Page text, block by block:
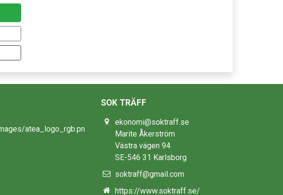
SOK TRÄFF
ekonomi@soktraff.se
Marite Åkerström
Västra vägen 94
SE-546 31 Karlsborg
soktraff@gmail.com
https://www.soktraff.se/